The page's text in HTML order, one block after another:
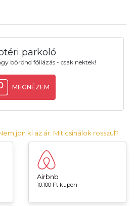
parkoló
bőrönd fóliázás - csak nektek!
MEGNÉZEM
jön ki az ár. Mit csinálok rosszul?
Airbnb
10.100 Ft kupon